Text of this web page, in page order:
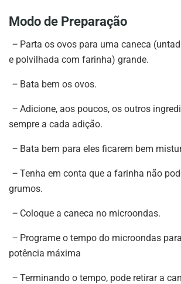
Modo de Preparação
– Parta os ovos para uma caneca
e polvilhada com farinha) grande.
– Bata bem os ovos.
– Adicione, aos poucos, os outros
sempre a cada adição.
– Bata bem para eles ficarem bem
– Tenha em conta que a farinha não
grumos.
– Coloque a caneca no microondas.
– Programe o tempo do microondas
potência máxima
– Terminando o tempo, pode retirar a